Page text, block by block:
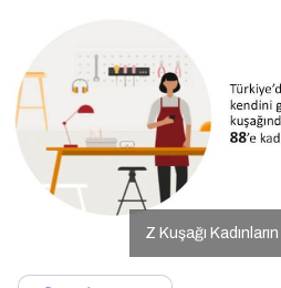
Z Kuşağı